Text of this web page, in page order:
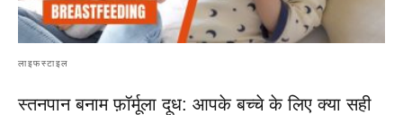
लाइफस्टाइल
स्तनपान बनाम फ़ॉर्मूला दूध: आपके बच्चे के लिए क्या सही